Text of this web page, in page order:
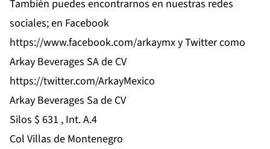
También puedes encontrarnos en nuestras redes
sociales; en Facebook
https://www.facebook.com/arkaymxy Twitter como
Arkay Beverages SA de CV
https://twitter.com/ArkayMexico
Arkay Beverages Sa de CV
Silos $ 631 , Int. A.4
Col Villas de Montenegro